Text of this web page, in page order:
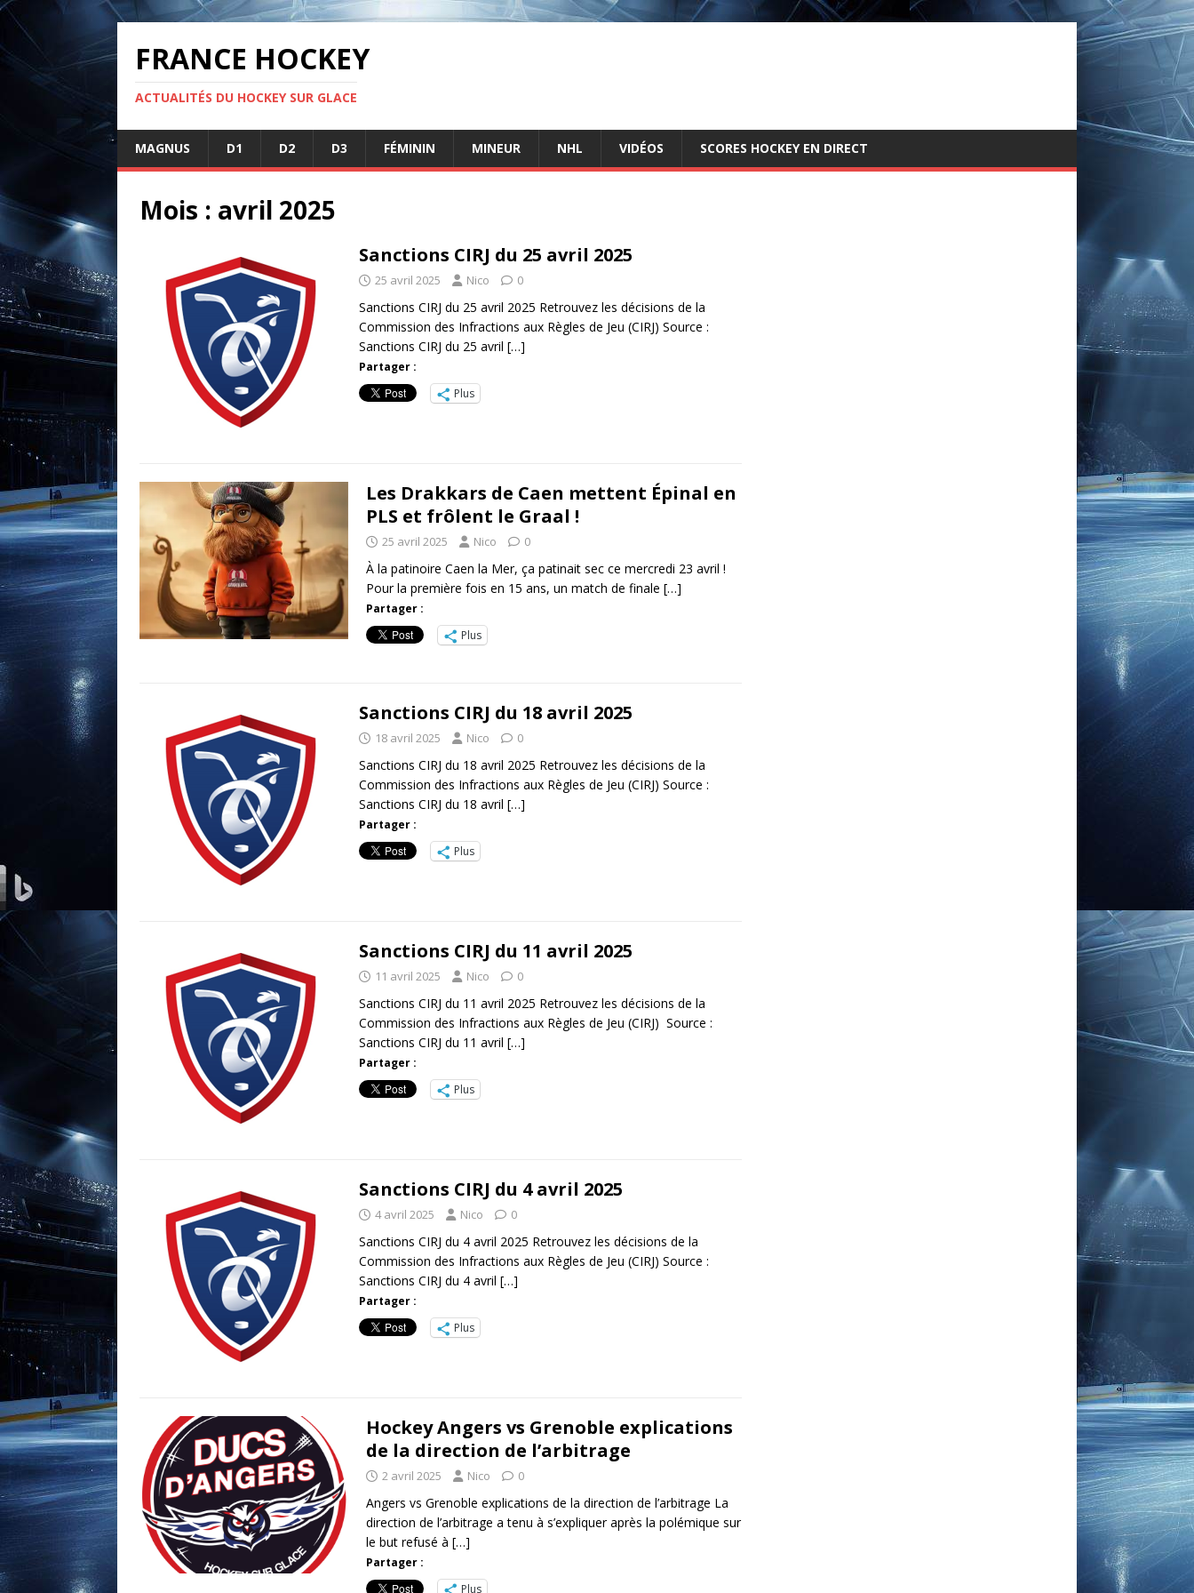
FRANCE HOCKEY
ACTUALITÉS DU HOCKEY SUR GLACE
MAGNUS D1 D2 D3 FÉMININ MINEUR NHL VIDÉOS SCORES HOCKEY EN DIRECT
Mois : avril 2025
Sanctions CIRJ du 25 avril 2025
25 avril 2025 Nico 0
Sanctions CIRJ du 25 avril 2025 Retrouvez les décisions de la
Commission des Infractions aux Règles de Jeu (CIRJ) Source :
Sanctions CIRJ du 25 avril […]
Partager :
Plus
Les Drakkars de Caen mettent Épinal en
PLS et frôlent le Graal !
25 avril 2025 Nico 0
À la patinoire Caen la Mer, ça patinait sec ce mercredi 23 avril !
Pour la première fois en 15 ans, un match de finale […]
Partager :
Plus
Sanctions CIRJ du 18 avril 2025
18 avril 2025 Nico 0
Sanctions CIRJ du 18 avril 2025 Retrouvez les décisions de la
Commission des Infractions aux Règles de Jeu (CIRJ) Source :
Sanctions CIRJ du 18 avril […]
Partager :
Plus
Sanctions CIRJ du 11 avril 2025
11 avril 2025 Nico 0
Sanctions CIRJ du 11 avril 2025 Retrouvez les décisions de la
Commission des Infractions aux Règles de Jeu (CIRJ) Source :
Sanctions CIRJ du 11 avril […]
Partager :
Plus
Sanctions CIRJ du 4 avril 2025
4 avril 2025 Nico 0
Sanctions CIRJ du 4 avril 2025 Retrouvez les décisions de la
Commission des Infractions aux Règles de Jeu (CIRJ) Source :
Sanctions CIRJ du 4 avril […]
Partager :
Plus
Hockey Angers vs Grenoble explications
de la direction de l’arbitrage
2 avril 2025 Nico 0
Angers vs Grenoble explications de la direction de l’arbitrage La
direction de l’arbitrage a tenu à s’expliquer après la polémique sur
le but refusé à […]
Partager :
Plus